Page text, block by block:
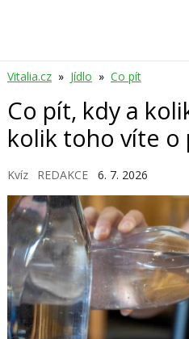
Vitalia.cz » Jídlo » Co pít
Co pít, kdy a
kolik toho víte o
Kvíz REDAKCE 6. 7. 2026